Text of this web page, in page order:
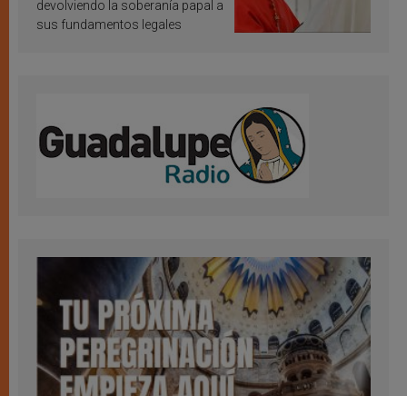
devolviendo la soberanía papal a
sus fundamentos legales